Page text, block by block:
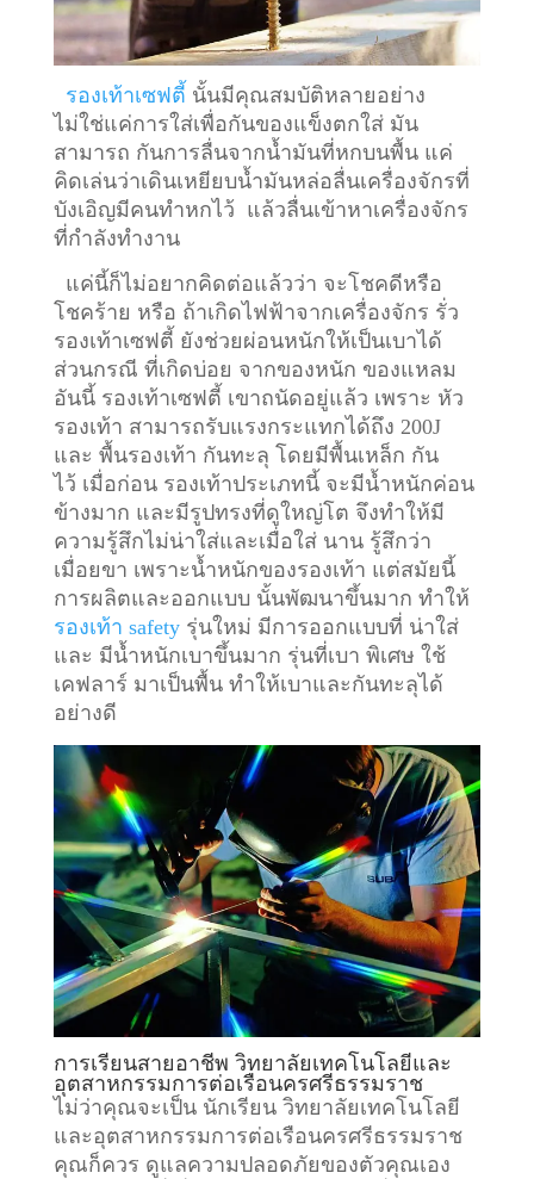
รองเท้าเซฟตี้ นั้นมีคุณสมบัติหลายอย่าง
ไม่ใช่แค่การใส่เพื่อกันของแข็งตกใส่ มัน
สามารถ กันการลื่นจากน้ำมันที่หกบนพื้น แค่
คิดเล่นว่าเดินเหยียบน้ำมันหล่อลื่นเครื่องจักรที่
บังเอิญมีคนทำหกไว้ แล้วลื่นเข้าหาเครื่องจักร
ที่กำลังทำงาน
แค่นี้ก็ไม่อยากคิดต่อแล้วว่า จะโชคดีหรือ
โชคร้าย หรือ ถ้าเกิดไฟฟ้าจากเครื่องจักร รั่ว
รองเท้าเซฟตี้ ยังช่วยผ่อนหนักให้เป็นเบาได้
ส่วนกรณี ที่เกิดบ่อย จากของหนัก ของแหลม
อันนี้ รองเท้าเซฟตี้ เขาถนัดอยู่แล้ว เพราะ หัว
รองเท้า สามารถรับแรงกระแทกได้ถึง 200J
และ พื้นรองเท้า กันทะลุ โดยมีพื้นเหล็ก กัน
ไว้ เมื่อก่อน รองเท้าประเภทนี้ จะมีน้ำหนักค่อน
ข้างมาก และมีรูปทรงที่ดูใหญ่โต จึงทำให้มี
ความรู้สึกไม่น่าใส่และเมื่อใส่ นาน รู้สึกว่า
เมื่อยขา เพราะน้ำหนักของรองเท้า แต่สมัยนี้
การผลิตและออกแบบ นั้นพัฒนาขึ้นมาก ทำให้
รองเท้า safetyรุ่นใหม่ มีการออกแบบที่ น่าใส่
และ มีน้ำหนักเบาขึ้นมาก รุ่นที่เบา พิเศษ ใช้
เคฟลาร์ มาเป็นพื้น ทำให้เบาและกันทะลุได้
อย่างดี
การเรียนสายอาชีพ วิทยาลัยเทคโนโลยีและ
อุตสาหกรรมการต่อเรือนครศรีธรรมราช
ไม่ว่าคุณจะเป็น นักเรียน วิทยาลัยเทคโนโลยี
และอุตสาหกรรมการต่อเรือนครศรีธรรมราช
คุณก็ควร ดูแลความปลอดภัยของตัวคุณเอง